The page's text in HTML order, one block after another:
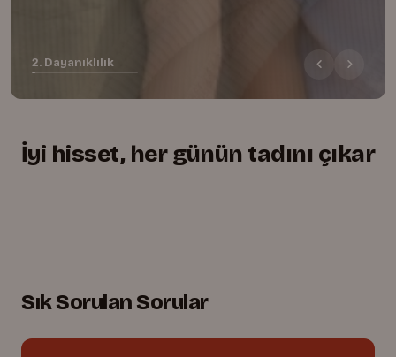
2. Dayanıklılık
İyi hisset, her günün tadını çıkar
+
Sık Sorulan Sorular